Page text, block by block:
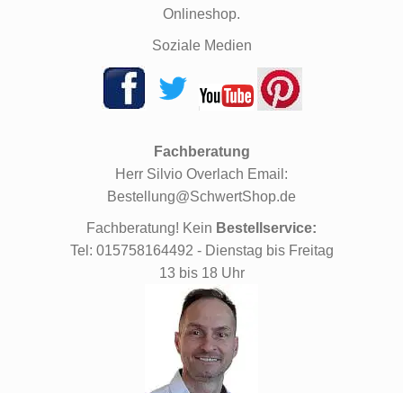
Onlineshop.
Soziale Medien
Fachberatung
Herr Silvio Overlach Email:
Bestellung@SchwertShop.de
Fachberatung! Kein Bestellservice:
Tel: 015758164492 - Dienstag bis Freitag
13 bis 18 Uhr